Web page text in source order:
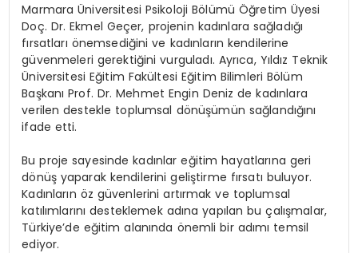
Marmara Üniversitesi Psikoloji Bölümü Öğretim Üyesi
Doç. Dr. Ekmel Geçer, projenin kadınlara sağladığı
fırsatları önemsediğini ve kadınların kendilerine
güvenmeleri gerektiğini vurguladı. Ayrıca, Yıldız Teknik
Üniversitesi Eğitim Fakültesi Eğitim Bilimleri Bölüm
Başkanı Prof. Dr. Mehmet Engin Deniz de kadınlara
verilen destekle toplumsal dönüşümün sağlandığını
ifade etti.
Bu proje sayesinde kadınlar eğitim hayatlarına geri
dönüş yaparak kendilerini geliştirme fırsatı buluyor.
Kadınların öz güvenlerini artırmak ve toplumsal
katılımlarını desteklemek adına yapılan bu çalışmalar,
Türkiye’de eğitim alanında önemli bir adımı temsil
ediyor.